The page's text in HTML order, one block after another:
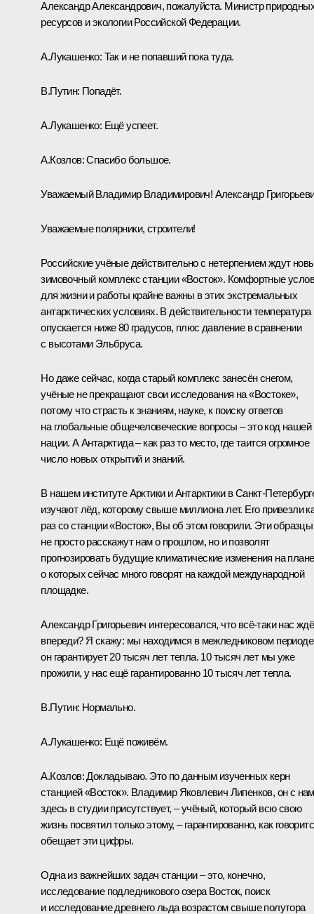
Александр Александрович, пожалуйста. Министр
ресурсов и экологии Российской Федерации.
А.Лукашенко: Так и не попавший пока туда.
В.Путин: Попадёт.
А.Лукашенко: Ещё успеет.
А.Козлов:Спасибо большое.
Уважаемый Владимир Владимирович! Александр
Уважаемые полярники, строители!
Российские учёные действительно с нетерпением ждут
зимовочный комплекс станции «Восток». Комфортные
для жизни и работы крайне важны в этих экстремальных
антарктических условиях. В действительности температура
опускается ниже 80 градусов, плюс давление в сравнении
с высотами Эльбруса.
Но даже сейчас, когда старый комплекс занесён снегом,
учёные не прекращают свои исследования на «Востоке»,
потому что страсть к знаниям, науке, к поиску ответов
на глобальные общечеловеческие вопросы – это код нашей
нации. А Антарктида – как раз то место, где таится огромное
число новых открытий и знаний.
В нашем институте Арктики и Антарктики в Санкт-
изучают лёд, которому свыше миллиона лет. Его привезли
раз со станции «Восток», Вы об этом говорили. Эти образцы
не просто расскажут нам о прошлом, но и позволят
прогнозировать будущие климатические изменения на
о которых сейчас много говорят на каждой международной
площадке.
Александр Григорьевич интересовался, что всё-таки нас
впереди? Я скажу: мы находимся в межледниковом
он гарантирует 20 тысяч лет тепла. 10 тысяч лет мы уже
прожили, у нас ещё гарантированно 10 тысяч лет тепла.
В.Путин: Нормально.
А.Лукашенко: Ещё поживём.
А.Козлов:Докладываю. Это по данным изученных керн
станцией «Восток». Владимир Яковлевич Липенков, он с
здесь в студии присутствует, – учёный, который всю свою
жизнь посвятил только этому, – гарантированно, как
обещает эти цифры.
Одна из важнейших задач станции – это, конечно,
исследование подледникового озера Восток, поиск
и исследование древнего льда возрастом свыше полутора